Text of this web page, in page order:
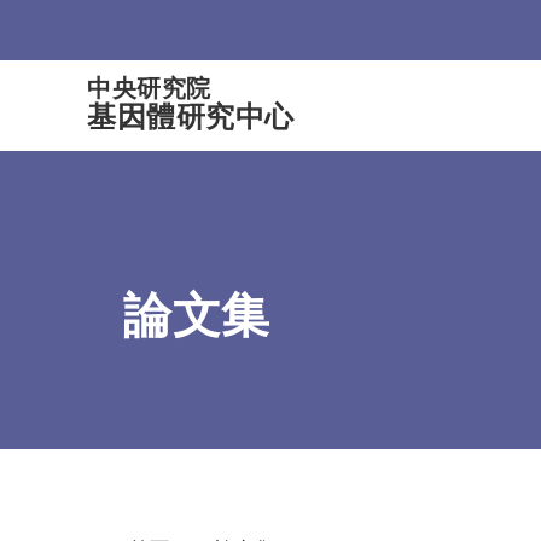
中央研究院
基因體研究中心
論文集